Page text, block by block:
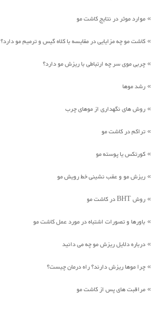
» موارد موثر در نتایج کاشت مو
» کاشت مو چه مزایایی در مقایسه با کلاه گیس و ترمیم مو دارد؟
» چربی موی سر چه ارتباطی با ریزش مو دارد؟
» رشد موها
» روش های نگهداری از موهای چرب
» تراکم در کاشت مو
» کورتکس یا پوسته مو
» ریزش مو و عقب نشینی خط رویش مو
» روش BHT در کاشت مو
» باورها و تصورات اشتباه در مورد عمل کاشت مو
» درباره دلایل ریزش مو چه می دانید
» چرا موها ریزش دارند؟ راه درمان چیست؟
» مراقبت های پس از کاشت مو